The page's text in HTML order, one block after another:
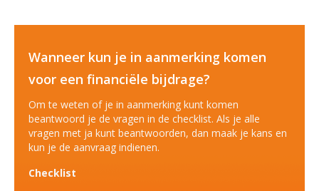
Wanneer kun je in aanmerking komen
voor een financiële bijdrage?
Om te weten of je in aanmerking kunt komen
beantwoord je de vragen in de checklist. Als je alle
vragen met ja kunt beantwoorden, dan maak je kans en
kun je de aanvraag indienen.
Checklist